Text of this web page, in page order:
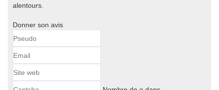
alentours.
Donner son avis